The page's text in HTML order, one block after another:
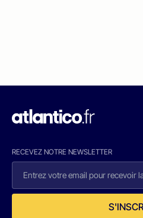
RECEVEZ NOTRE NEWSLETTER